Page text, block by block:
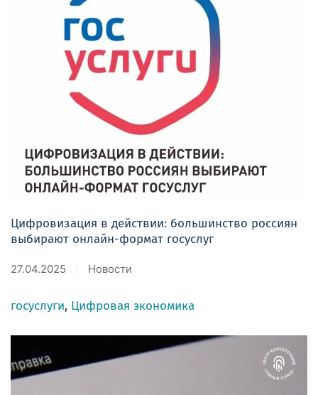
Цифровизация в действии: большинство россиян
выбирают онлайн-формат госуслуг
27.04.2025 Новости
госуслуги, Цифровая экономика